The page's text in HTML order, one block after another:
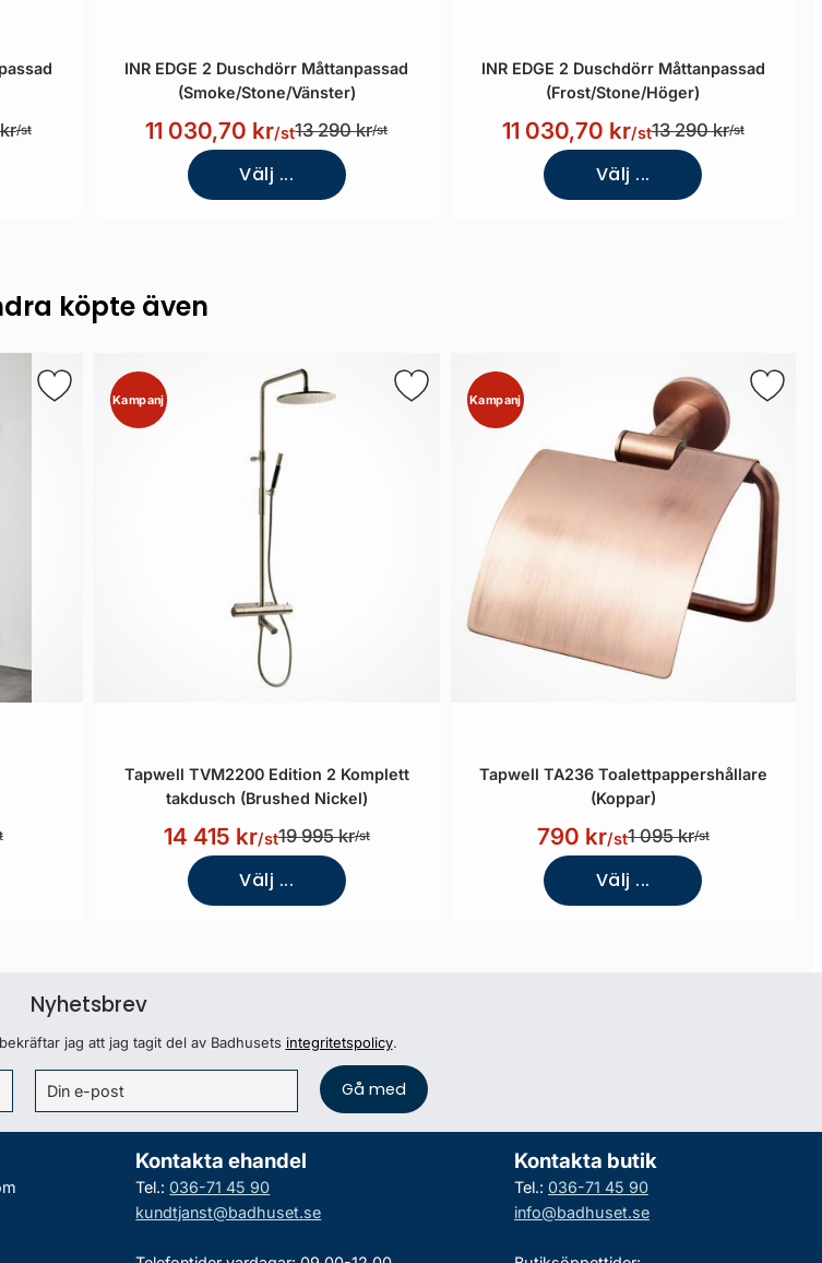
/st
INR EDGE 2 Duschdörr Måttanpassad
(Smoke/Stone/Vänster)
11 030,70 kr/st13 290 kr/st
Välj ...
INR EDGE 2 Duschdörr Måttanpassad
(Frost/Stone/Höger)
11 030,70 kr/st13 290 kr/st
Välj ...
köpte även
Kampanj
Tapwell TVM2200 Edition 2 Komplett
takdusch (Brushed Nickel)
14 415 kr/st19 995 kr/st
Välj ...
Kampanj
Tapwell TA236 Toalettpappershållare
(Koppar)
790 kr/st1 095 kr/st
Välj ...
Nyhetsbrev
jag att jag tagit del av Badhusets integritetspolicy.
Kontakta ehandel
Tel.: 036-71 45 90
kundtjanst@badhuset.se
Kontakta butik
Tel.: 036-71 45 90
info@badhuset.se